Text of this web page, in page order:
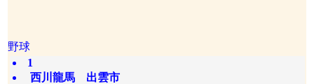
野球
1
西川龍馬 出雲市